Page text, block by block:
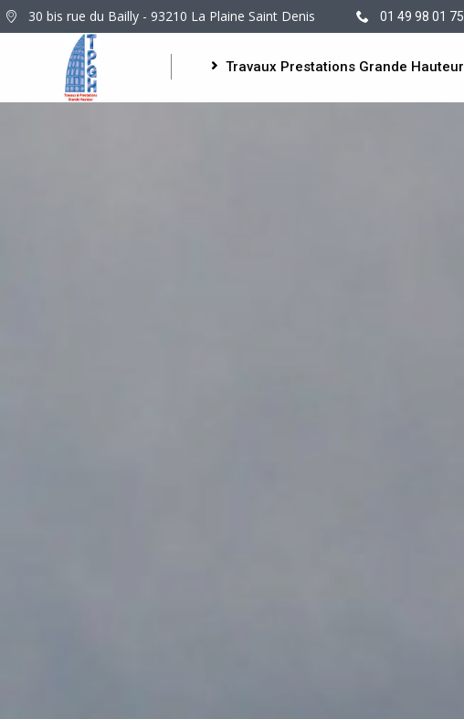
30 bis rue du Bailly - 93210 La Plaine Saint Denis 01 49 98 01 75
Travaux Prestations Grande Hauteur